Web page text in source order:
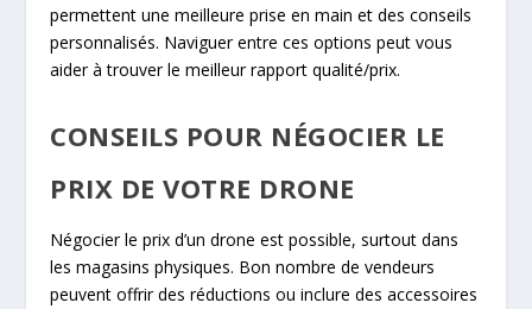
permettent une meilleure prise en main et des conseils
personnalisés. Naviguer entre ces options peut vous
aider à trouver le meilleur rapport qualité/prix.
CONSEILS POUR NÉGOCIER LE
PRIX DE VOTRE DRONE
Négocier le prix d’un drone est possible, surtout dans
les magasins physiques. Bon nombre de vendeurs
peuvent offrir des réductions ou inclure des accessoires